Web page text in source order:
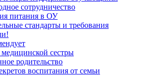
сотрудничество
питания в ОУ
стандарты и требования
сестры
родительство
воспитания от семьи